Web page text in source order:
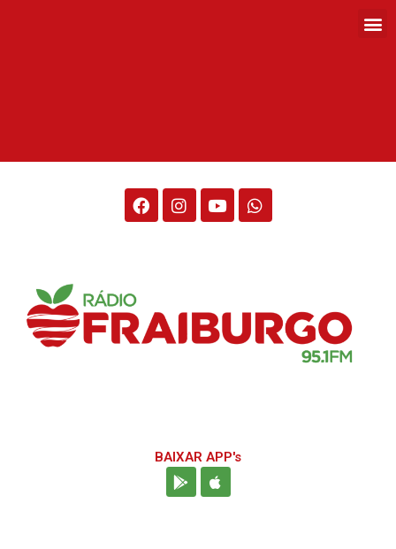
BAIXAR APP's